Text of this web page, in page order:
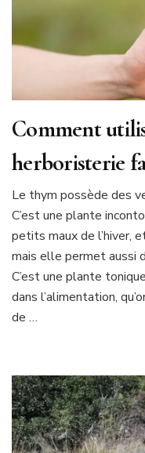
Comment
herboristerie
Le thym possède des
C’est une plante
petits maux de l’hiver,
mais elle permet aussi
C’est une plante
dans l’alimentation,
de …